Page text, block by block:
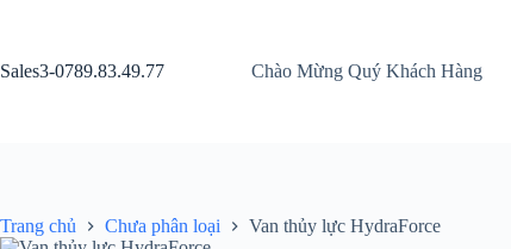
nội
Sales3-0789.83.49.77 Chào Mừng Quý Khách Hàng
Trang chủ Chưa phân loại Van thủy lực HydraForce